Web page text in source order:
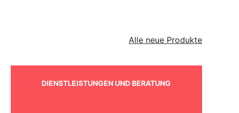
Alle neue Produkte
DIENSTLEISTUNGEN UND BERATUNG